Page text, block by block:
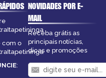
com o
:
NOVIDADES POR E-
MAIL
Receba grátis as
principais notícias,
dicas e promoções